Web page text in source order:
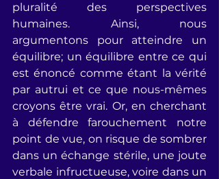
pluralité des perspectives
humaines. Ainsi, nous
argumentons pour atteindre un
équilibre; un équilibre entre ce qui
est énoncé comme étant la vérité
par autrui et ce que nous-mêmes
croyons être vrai. Or, en cherchant
à défendre farouchement notre
point de vue, on risque de sombrer
dans un échange stérile, une joute
verbale infructueuse, voire dans un